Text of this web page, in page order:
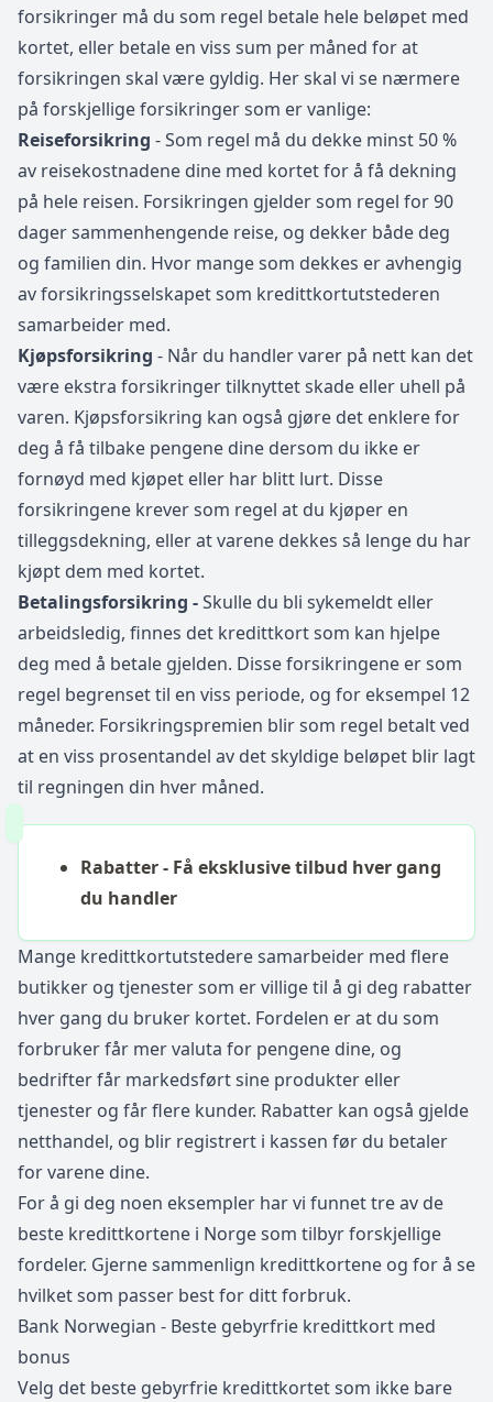
forsikringer må du som regel betale hele beløpet med
kortet, eller betale en viss sum per måned for at
forsikringen skal være gyldig. Her skal vi se nærmere
på forskjellige forsikringer som er vanlige:
Reiseforsikring - Som regel må du dekke minst 50 %
av reisekostnadene dine med kortet for å få dekning
på hele reisen. Forsikringen gjelder som regel for 90
dager sammenhengende reise, og dekker både deg
og familien din. Hvor mange som dekkes er avhengig
av forsikringsselskapet som kredittkortutstederen
samarbeider med.
Kjøpsforsikring - Når du handler varer på nett kan det
være ekstra forsikringer tilknyttet skade eller uhell på
varen. Kjøpsforsikring kan også gjøre det enklere for
deg å få tilbake pengene dine dersom du ikke er
fornøyd med kjøpet eller har blitt lurt. Disse
forsikringene krever som regel at du kjøper en
tilleggsdekning, eller at varene dekkes så lenge du har
kjøpt dem med kortet.
Betalingsforsikring -Skulle du bli sykemeldt eller
arbeidsledig, finnes det kredittkort som kan hjelpe
deg med å betale gjelden. Disse forsikringene er som
regel begrenset til en viss periode, og for eksempel 12
måneder. Forsikringspremien blir som regel betalt ved
at en viss prosentandel av det skyldige beløpet blir lagt
til regningen din hver måned.
Rabatter - Få eksklusive tilbud hver gang
du handler
Mange kredittkortutstedere samarbeider med flere
butikker og tjenester som er villige til å gi deg rabatter
hver gang du bruker kortet. Fordelen er at du som
forbruker får mer valuta for pengene dine, og
bedrifter får markedsført sine produkter eller
tjenester og får flere kunder. Rabatter kan også gjelde
netthandel, og blir registrert i kassen før du betaler
for varene dine.
For å gi deg noen eksempler har vi funnet tre av de
beste kredittkortene i Norge som tilbyr forskjellige
fordeler. Gjerne sammenlign kredittkortene og for å se
hvilket som passer best for ditt forbruk.
Bank Norwegian - Beste gebyrfrie kredittkort med
bonus
Velg det beste gebyrfrie kredittkortet som ikke bare